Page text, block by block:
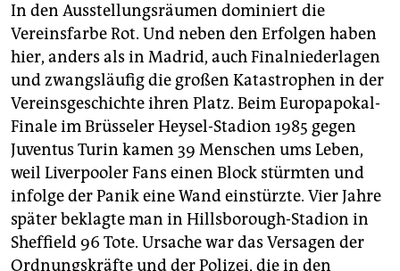
In den Ausstellungsräumen dominiert die
Vereinsfarbe Rot. Und neben den Erfolgen haben
hier, anders als in Madrid, auch Finalniederlagen
und zwangsläufig die großen Katastrophen in der
Vereinsgeschichte ihren Platz. Beim Europapokal-
Finale im Brüsseler Heysel-Stadion 1985 gegen
Juventus Turin kamen 39 Menschen ums Leben,
weil Liverpooler Fans einen Block stürmten und
infolge der Panik eine Wand einstürzte. Vier Jahre
später beklagte man in Hillsborough-Stadion in
Sheffield 96 Tote. Ursache war das Versagen der
Ordnungskräfte und der Polizei, die in den